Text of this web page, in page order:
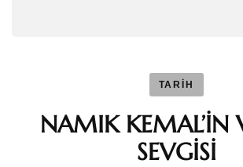
TARİH
NAMIK KEMAL’İN
SEVGİSİ